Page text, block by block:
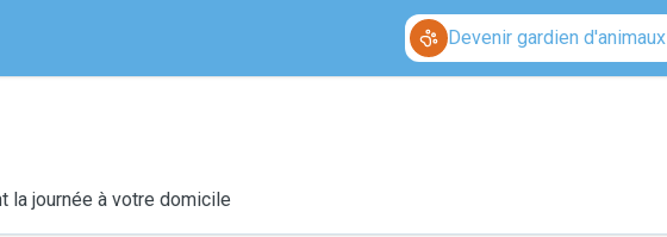
Devenir gardien d'animaux
la journée à votre domicile